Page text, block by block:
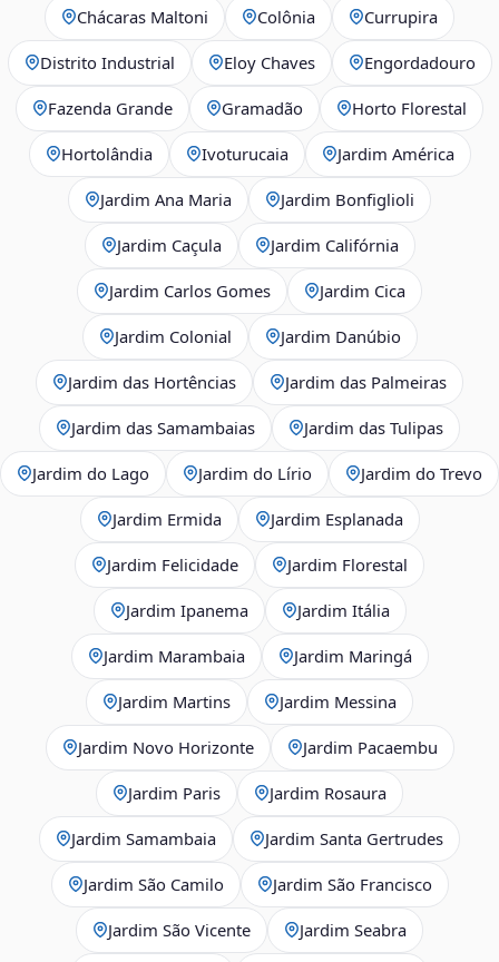
Chácaras Maltoni Colônia Currupira
Distrito Industrial Eloy Chaves Engordadouro
Fazenda Grande Gramadão Horto Florestal
Hortolândia Ivoturucaia Jardim América
Jardim Ana Maria Jardim Bonfiglioli
Jardim Caçula Jardim Califórnia
Jardim Carlos Gomes Jardim Cica
Jardim Colonial Jardim Danúbio
Jardim das Hortências Jardim das Palmeiras
Jardim das Samambaias Jardim das Tulipas
Jardim do Lago Jardim do Lírio Jardim do Trevo
Jardim Ermida Jardim Esplanada
Jardim Felicidade Jardim Florestal
Jardim Ipanema Jardim Itália
Jardim Marambaia Jardim Maringá
Jardim Martins Jardim Messina
Jardim Novo Horizonte Jardim Pacaembu
Jardim Paris Jardim Rosaura
Jardim Samambaia Jardim Santa Gertrudes
Jardim São Camilo Jardim São Francisco
Jardim São Vicente Jardim Seabra